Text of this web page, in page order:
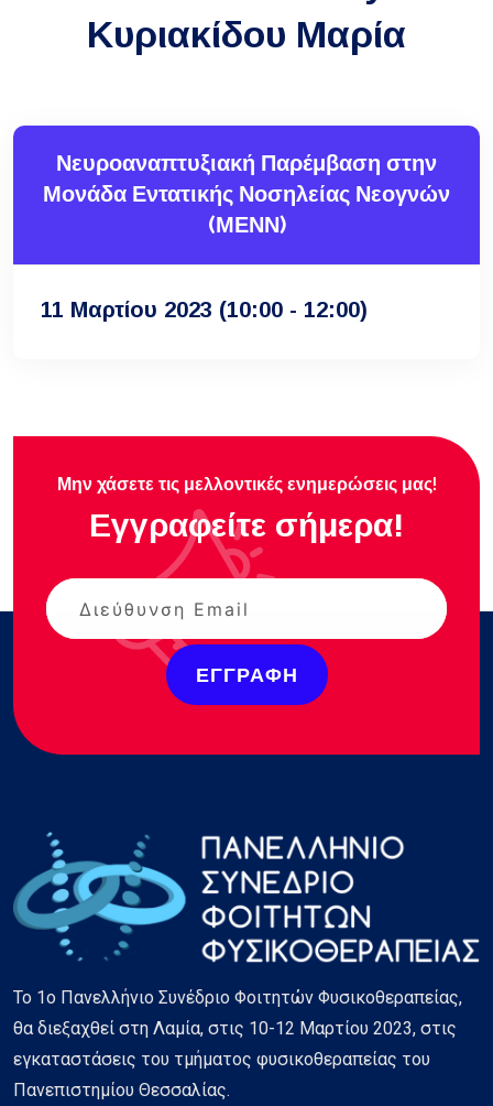
Κυριακίδου Μαρία
Νευροαναπτυξιακή Παρέμβαση στην
Μονάδα Εντατικής Νοσηλείας Νεογνών
(ΜΕΝΝ)
11 Μαρτίου 2023 (10:00 - 12:00)
Μην χάσετε τις μελλοντικές ενημερώσεις μας!
Εγγραφείτε σήμερα!
ΕΓΓΡΑΦΉ
Το 1ο Πανελλήνιο Συνέδριο Φοιτητών Φυσικοθεραπείας,
θα διεξαχθεί στη Λαμία, στις 10-12 Μαρτίου 2023, στις
εγκαταστάσεις του τμήματος φυσικοθεραπείας του
Πανεπιστημίου Θεσσαλίας.